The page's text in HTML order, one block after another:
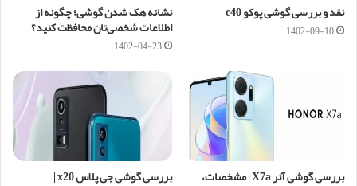
نقد و بررسی گوشی پوکو c40
1402-09-10
نشانه هک شدن گوشی؛ چگونه از
اطلاعات شخصی‌تان محافظت کنید؟
1402-04-23
بررسی گوشی آنر X7a | مشخصات، بررسی گوشی جی پلاس x20 |